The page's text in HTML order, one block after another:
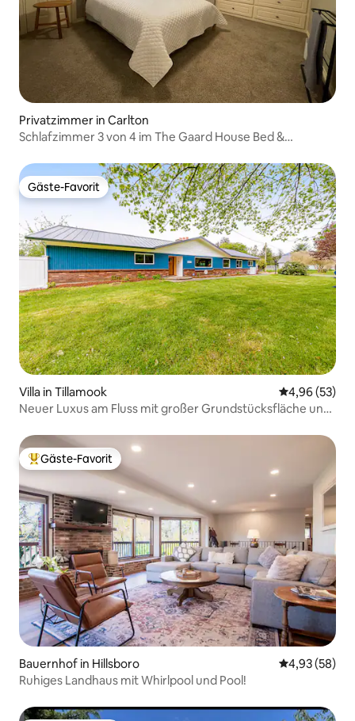
Privatzimmer in Carlton
Schlafzimmer 3 von 4 im The Gaard House Bed &
Gäste-Favorit
Gäste-Favorit
Villa in Tillamook
4,96 (53)
Neuer Luxus am Fluss mit großer Grundstücksfläche und
Beliebter Gäste-Favorit.
Gäste-Favorit
Bauernhof in Hillsboro
4,93 (58)
Ruhiges Landhaus mit Whirlpool und Pool!